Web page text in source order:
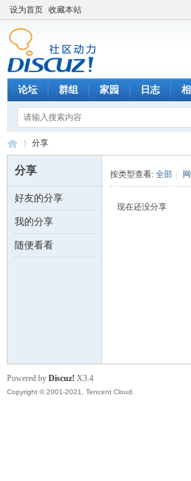
设为首页 收藏本站
论坛 群组 家园 日志
数 ›
分享
分享
好友的分享
我的分享
随便看看
按类型查看: 全部
现在还没分享
Powered by Discuz! X3.4
Copyright © 2001-2021, Tencent Cloud.